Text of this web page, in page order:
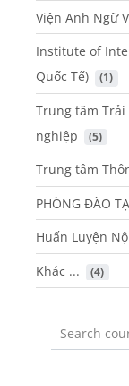
Viện Anh Ngữ
Institute of
Quốc Tế)
(1)
Trung tâm
nghiệp
(5)
Trung tâm
PHÒNG ĐÀO
Huấn Luyện
Khác ... (4)
Search